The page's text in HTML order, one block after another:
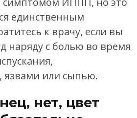
единственным
к врачу, если вы
наряду с болью во время
язвами или сыпью.
нет, цвет